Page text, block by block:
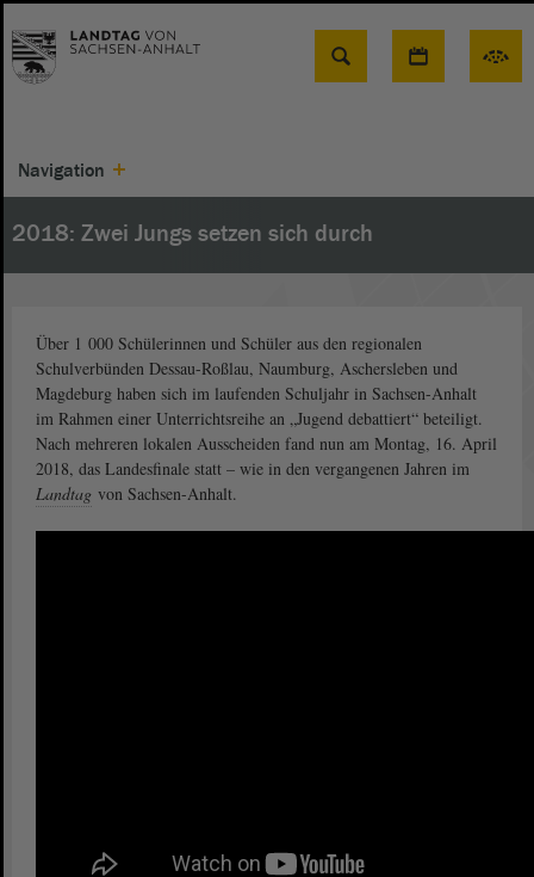
Suche
Navigation
2018: Zwei Jungs setzen sich durch
Über 1 000 Schülerinnen und Schüler aus den regionalen
Schulverbünden Dessau-Roßlau, Naumburg, Aschersleben und
Magdeburg haben sich im laufenden Schuljahr in Sachsen-Anhalt
im Rahmen einer Unterrichtsreihe an „Jugend debattiert“ beteiligt.
Nach mehreren lokalen Ausscheiden fand nun am Montag, 16. April
2018, das Landesfinale statt – wie in den vergangenen Jahren im
Landtag von Sachsen-Anhalt.